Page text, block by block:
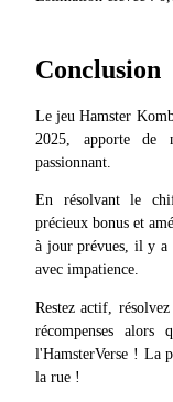
Parrainage
Invitez un ami
Conclusion
Le jeu Hamster
2025, apporte de
passionnant.
En résolvant le
précieux bonus et
à jour prévues, il y a
avec impatience.
Restez actif,
récompenses alors
l'HamsterVerse ! La
la rue !